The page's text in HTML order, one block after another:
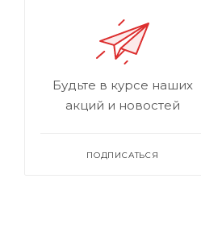
Будьте в курсе наших
акций и новостей
ПОДПИСАТЬСЯ